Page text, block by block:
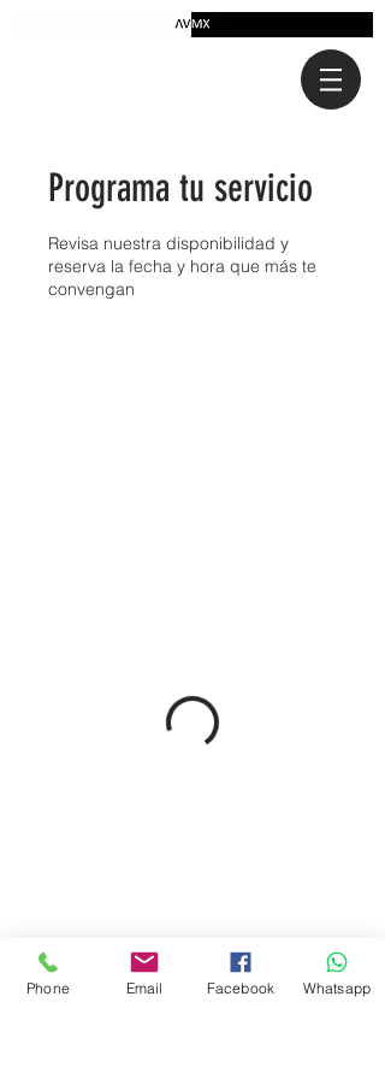
Programa tu servicio
Revisa nuestra disponibilidad y
reserva la fecha y hora que más te
convengan
Phone Email Facebook Whatsapp